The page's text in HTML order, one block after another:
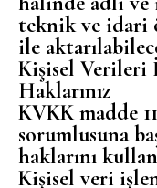
teknik ve idari
ile
Kişisel Verileri
Haklarınız
KVKK madde
sorumlusuna
haklarını
Kişisel veri